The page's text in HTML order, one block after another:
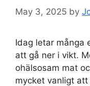
May 3, 2025 by
Idag letar många
att gå ner i vikt.
ohälsosam mat
mycket vanligt